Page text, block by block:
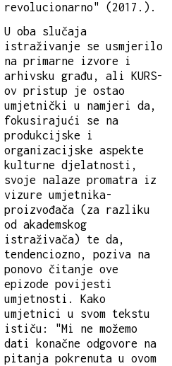
revolucionarno" (2017.).
U oba slučaja
istraživanje se usmjerilo
na primarne izvore i
arhivsku građu, ali KURS-
ov pristup je ostao
umjetnički u namjeri da,
fokusirajući se na
produkcijske i
organizacijske aspekte
kulturne djelatnosti,
svoje nalaze promatra iz
vizure umjetnika-
proizvođača (za razliku
od akademskog
istraživača) te da,
tendenciozno, poziva na
ponovo čitanje ove
epizode povijesti
umjetnosti. Kako
umjetnici u svom tekstu
ističu: "Mi ne možemo
dati konačne odgovore na
pitanja pokrenuta u ovom